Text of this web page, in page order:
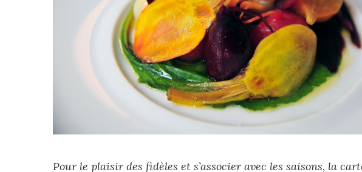
Pour le plaisir des fidèles et s’associer avec les saisons, la